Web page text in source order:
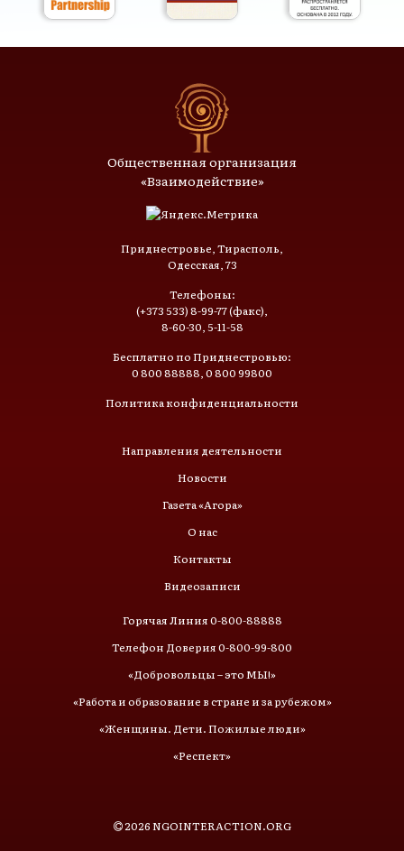
Общественная организация
«Взаимодействие»
Приднестровье, Тирасполь,
Одесская, 73
Телефоны:
(+373 533) 8-99-77 (факс),
8-60-30, 5-11-58
Бесплатно по Приднестровью:
0 800 88888, 0 800 99800
Политика конфиденциальности
Направления деятельности
Новости
Газета «Агора»
О нас
Контакты
Видеозаписи
Горячая Линия 0-800-88888
Телефон Доверия 0-800-99-800
«Добровольцы – это МЫ!»
«Работа и образование в стране и за рубежом»
«Женщины. Дети. Пожилые люди»
«Респект»
2026NGOINTERACTION.ORG